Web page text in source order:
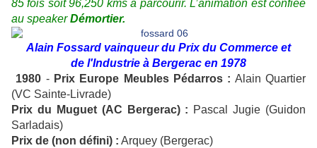
85 fois soit 96,250 kms à parcourir. L’animation est confiée
au speakerDémortier.
Alain Fossard vainqueur du Prix du Commerce et
de l'Industrie à Bergerac en 1978
1980 - Prix Europe Meubles Pédarros : Alain Quartier
(VC Sainte-Livrade)
Prix du Muguet (AC Bergerac) : Pascal Jugie (Guidon
Sarladais)
Prix de (non défini) : Arquey (Bergerac)